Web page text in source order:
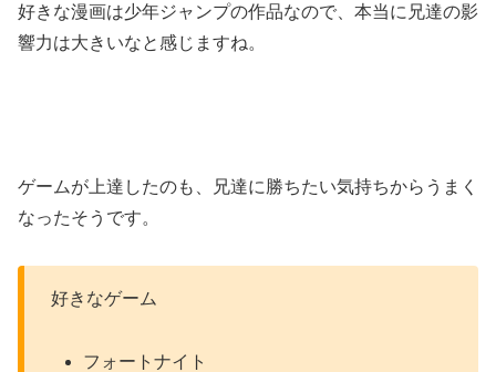
好きな漫画は少年ジャンプの作品なので、本当に兄達の影
響力は大きいなと感じますね。
ゲームが上達したのも、兄達に勝ちたい気持ちからうまく
なったそうです。
好きなゲーム
フォートナイト